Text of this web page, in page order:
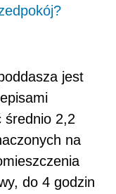
jest
średnio 2,2
na
do 4 godzin